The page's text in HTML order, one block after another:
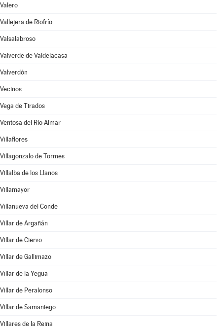
Valero
Vallejera de Riofrío
Valsalabroso
Valverde de Valdelacasa
Valverdón
Vecinos
Vega de Tirados
Ventosa del Río Almar
Villaflores
Villagonzalo de Tormes
Villalba de los Llanos
Villamayor
Villanueva del Conde
Villar de Argañán
Villar de Ciervo
Villar de Gallimazo
Villar de la Yegua
Villar de Peralonso
Villar de Samaniego
Villares de la Reina